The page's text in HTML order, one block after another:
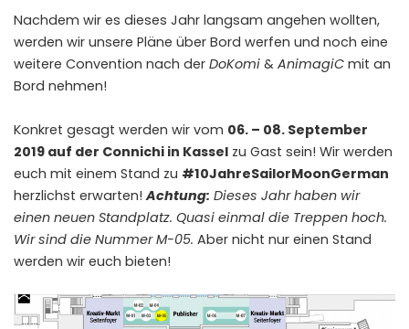
Nachdem wir es dieses Jahr langsam angehen wollten,
werden wir unsere Pläne über Bord werfen und noch eine
weitere Convention nach der DoKomi & AnimagiC mit an
Bord nehmen!
Konkret gesagt werden wir vom 06. – 08. September
2019 auf der Connichi in Kassel zu Gast sein! Wir werden
euch mit einem Stand zu #10JahreSailorMoonGerman
herzlichst erwarten!Achtung: Dieses Jahr haben wir
einen neuen Standplatz. Quasi einmal die Treppen hoch.
Wir sind die Nummer M-05. Aber nicht nur einen Stand
werden wir euch bieten!